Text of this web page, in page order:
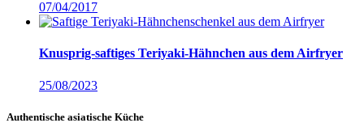
07/04/2017
Knusprig-saftiges Teriyaki-Hähnchen aus dem Airfryer
25/08/2023
Authentische asiatische Küche